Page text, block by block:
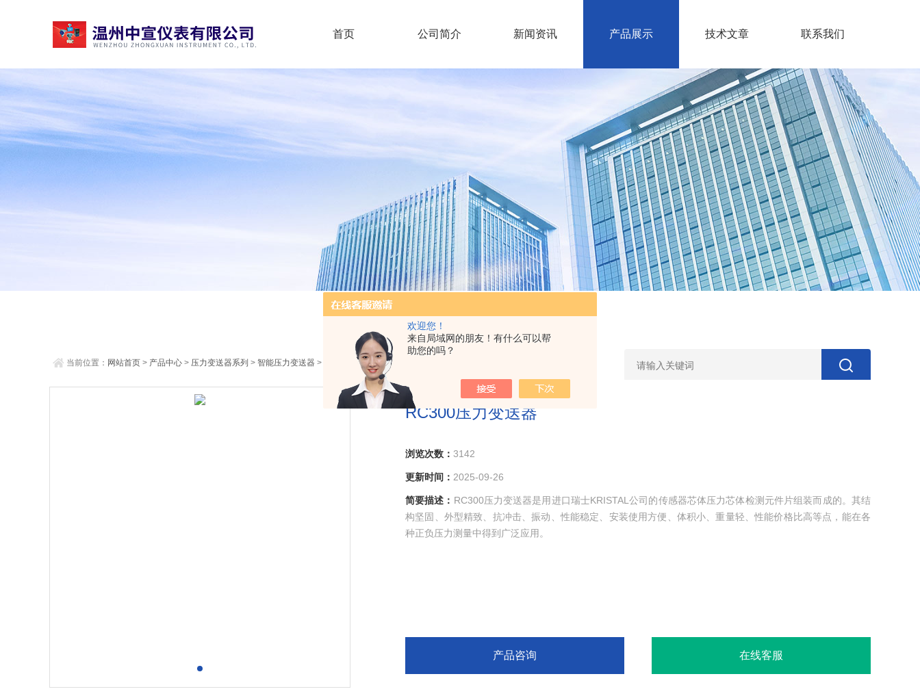
欢迎您！
来自局域网的朋友！有什么可以帮
助您的吗？
首页 公司简介 新闻资讯 产品展示 技术文章 联系我们
当前位置： 网站首页 > 产品中心 > 压力变送器系列 > 智能压力变送器 > RC300压力变送器
RC300压力变送器
浏览次数： 3142
更新时间： 2025-09-26
简要描述： RC300压力变送器是用进口瑞士KRISTAL公司的传感器芯体压力芯体检测元件片组装而成的。其结
构坚固、外型精致、抗冲击、振动、性能稳定、安装使用方便、体积小、重量轻、性能价格比高等点，能在各
种正负压力测量中得到广泛应用。
产品咨询 在线客服